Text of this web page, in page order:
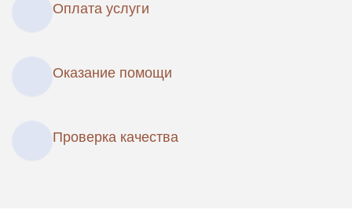
Оплата услуги
Оказание помощи
Проверка качества